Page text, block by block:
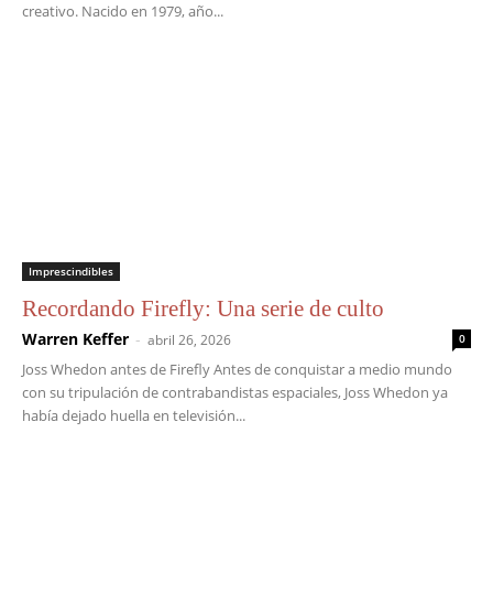
creativo. Nacido en 1979, año...
Imprescindibles
Recordando Firefly: Una serie de culto
Warren Keffer - abril 26, 2026 0
Joss Whedon antes de Firefly Antes de conquistar a medio mundo
con su tripulación de contrabandistas espaciales, Joss Whedon ya
había dejado huella en televisión...